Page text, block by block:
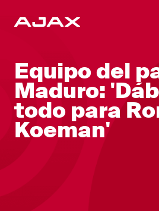
Equipo del
Maduro:
todo para
Koeman'